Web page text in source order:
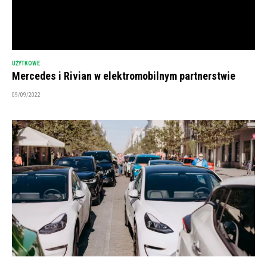
UŻYTKOWE
Mercedes i Rivian w elektromobilnym partnerstwie
09/09/2022